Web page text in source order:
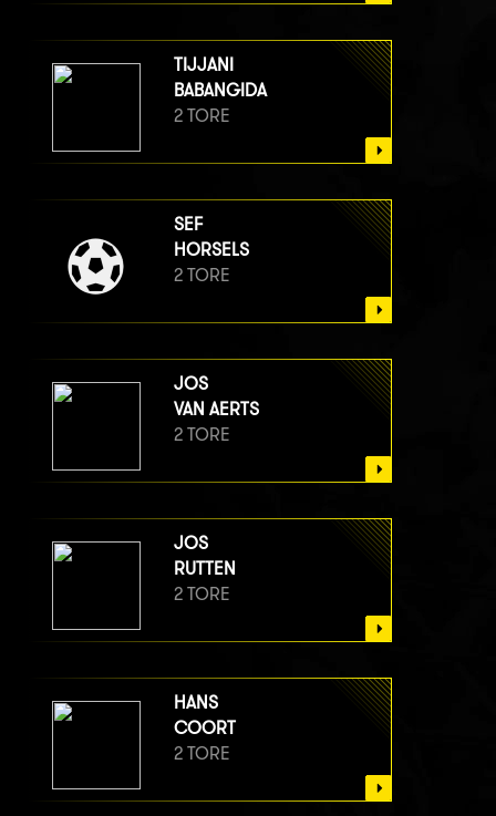
TIJJANI
BABANGIDA
2 TORE
SEF
HORSELS
2 TORE
JOS
VAN AERTS
2 TORE
JOS
RUTTEN
2 TORE
HANS
COORT
2 TORE